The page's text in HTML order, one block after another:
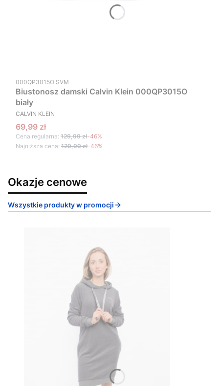
Kod produktu
000QP3015O SVM
Biustonosz damski Calvin Klein 000QP3015O
biały
PRODUCENT
CALVIN KLEIN
Cena promocyjna
69,99 zł
Cena regularna: 129,99 zł-46%
Najniższa cena: 129,99 zł-46%
Okazje cenowe
Wszystkie produkty w promocji